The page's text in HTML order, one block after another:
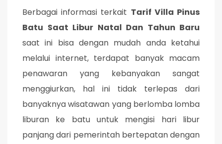
Berbagai informasi terkait Tarif Villa Pinus
Batu Saat Libur Natal Dan Tahun Baru
saat ini bisa dengan mudah anda ketahui
melalui internet, terdapat banyak macam
penawaran yang kebanyakan sangat
menggiurkan, hal ini tidak terlepas dari
banyaknya wisatawan yang berlomba lomba
liburan ke batu untuk mengisi hari libur
panjang dari pemerintah bertepatan dengan